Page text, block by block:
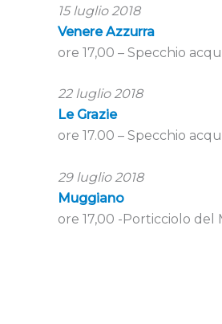
15 luglio 2018
Venere Azzurra
ore 17,00 – Specchio
22 luglio 2018
Le Grazie
ore 17.00 – Specchio
29 luglio 2018
Muggiano
ore 17,00 -Porticciolo del